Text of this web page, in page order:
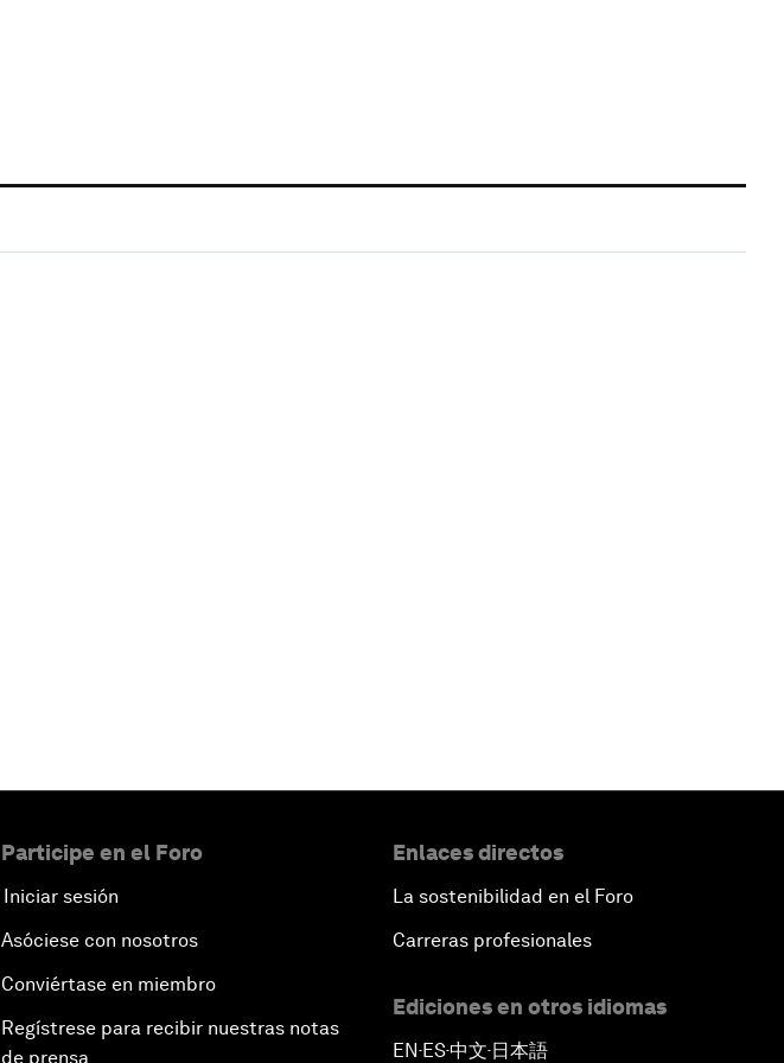
Participe en el Foro
Iniciar sesión
Asóciese con nosotros
Conviértase en miembro
Regístrese para recibir nuestras notas
de prensa
Enlaces directos
La sostenibilidad en el Foro
Carreras profesionales
Ediciones en otros idiomas
EN ▪ES▪中文▪ 日本語